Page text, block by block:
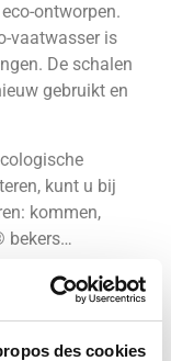
des cookies
ontworpen.
vaatwasser is
De schalen
gebruikt en
kunt u bij
kommen,
bekers…
Kio by Re-uz ®
dankzij